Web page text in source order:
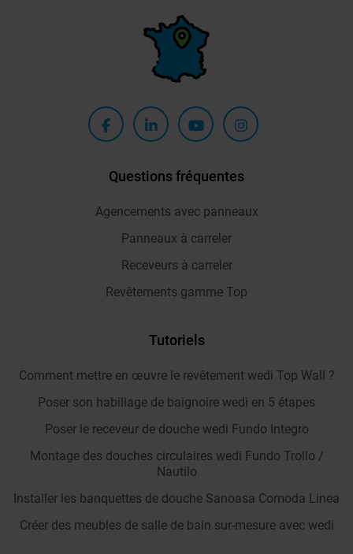
Questions fréquentes
Agencements avec panneaux
Panneaux à carreler
Receveurs à carreler
Revêtements gamme Top
Tutoriels
Comment mettre en œuvre le revêtement wedi Top Wall ?
Poser son habillage de baignoire wedi en 5 étapes
Poser le receveur de douche wedi Fundo Integro
Montage des douches circulaires wedi Fundo Trollo /
Nautilo
Installer les banquettes de douche Sanoasa Comoda Linea
Créer des meubles de salle de bain sur-mesure avec wedi